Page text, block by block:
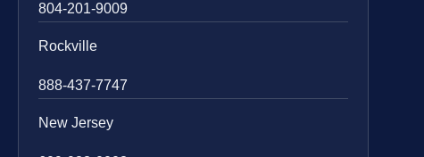
804-201-9009
Rockville
888-437-7747
New Jersey